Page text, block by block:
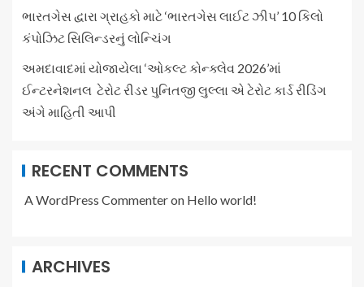
ભારતગેસ દ્વારા ગ્રાહકો માટે ‘ભારતગેસ લાઈટ ઝીપ’ 10 કિલો
કંપોઝિટ સિલિન્ડરનું લોન્ચિંગ
અમદાવાદમાં યોજાયેલા ‘ઓકલ્ટ કોન્ક્લેવ 2026’માં
ઈન્ટરનેશનલ ટેરોટ રીડર પુનિતજી લુલ્લા એ ટેરોટ કાર્ડ રીડિંગ
અંગે માહિતી આપી
RECENT COMMENTS
A WordPress Commenteron Hello world!
ARCHIVES